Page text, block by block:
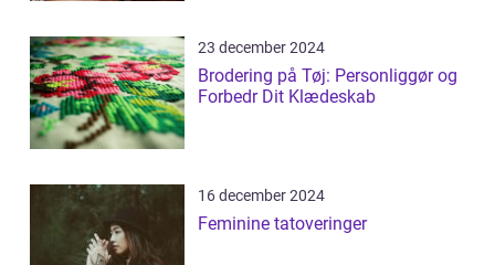
23 december 2024
Brodering på Tøj: Personliggør og
Forbedr Dit Klædeskab
16 december 2024
Feminine tatoveringer